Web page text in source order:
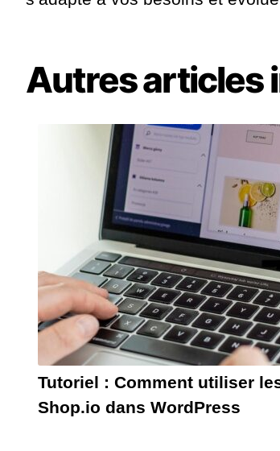
Autres articles
Tutoriel : Comment utiliser
Shop.io dans WordPress